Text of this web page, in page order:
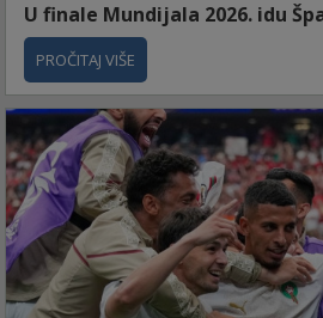
U finale Mundijala 2026. idu
PROČITAJ VIŠE